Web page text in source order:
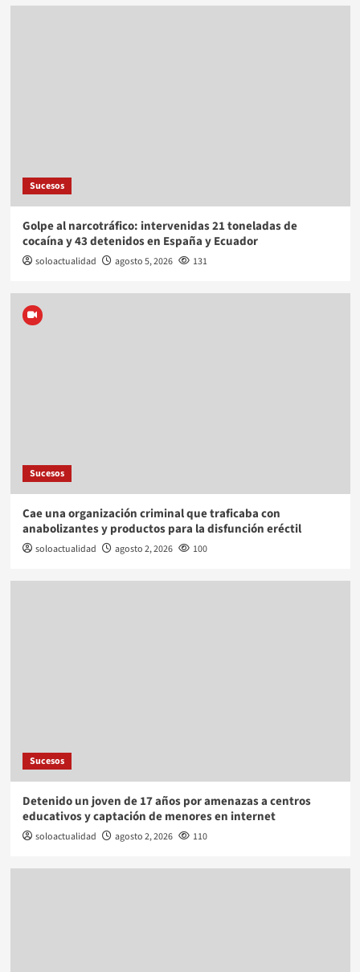
Sucesos
Golpe al narcotráfico: intervenidas 21 toneladas de
cocaína y 43 detenidos en España y Ecuador
soloactualidad agosto 5, 2026 131
Sucesos
Cae una organización criminal que traficaba con
anabolizantes y productos para la disfunción eréctil
soloactualidad agosto 2, 2026 100
Sucesos
Detenido un joven de 17 años por amenazas a centros
educativos y captación de menores en internet
soloactualidad agosto 2, 2026 110